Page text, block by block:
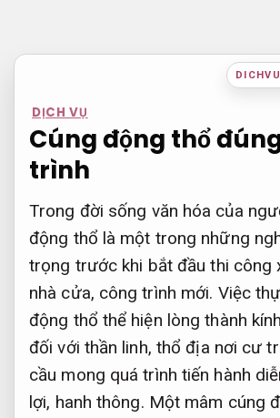
nội
DỊCH VỤ
Cúng động thổ
trình
Trong đời sống văn hóa của
động thổ là một trong những
trọng trước khi bắt đầu thi công
nhà cửa, công trình mới. Việc
động thổ thể hiện lòng thành
đối với thần linh, thổ địa nơi cư
cầu mong quá trình tiến hành
lợi, hanh thông. Một mâm cúng